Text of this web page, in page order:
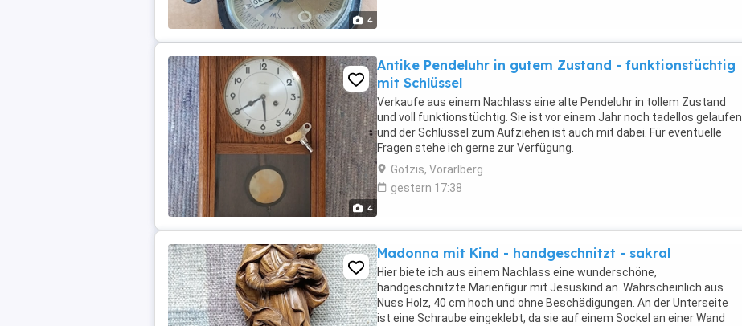
4
4
Antike Pendeluhr in gutem Zustand - funktionstüchtig
mit Schlüssel
Verkaufe aus einem Nachlass eine alte Pendeluhr in tollem Zustand
und voll funktionstüchtig. Sie ist vor einem Jahr noch tadellos gelaufen
und der Schlüssel zum Aufziehen ist auch mit dabei. Für eventuelle
Fragen stehe ich gerne zur Verfügung.
Götzis, Vorarlberg
gestern 17:38
Madonna mit Kind - handgeschnitzt - sakral
Hier biete ich aus einem Nachlass eine wunderschöne,
handgeschnitzte Marienfigur mit Jesuskind an. Wahrscheinlich aus
Nuss Holz, 40 cm hoch und ohne Beschädigungen. An der Unterseite
ist eine Schraube eingeklebt, da sie auf einem Sockel an einer Wand